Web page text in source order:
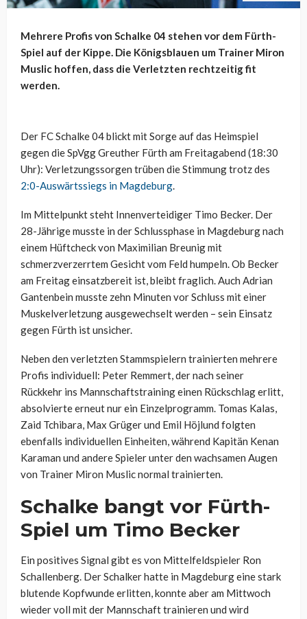
Mehrere Profis von Schalke 04 stehen vor dem Fürth-
Spiel auf der Kippe. Die Königsblauen um Trainer Miron
Muslic hoffen, dass die Verletzten rechtzeitig fit
werden.
Der FC Schalke 04 blickt mit Sorge auf das Heimspiel
gegen die SpVgg Greuther Fürth am Freitagabend (18:30
Uhr): Verletzungssorgen trüben die Stimmung trotz des
2:0-Auswärtssiegs in Magdeburg.
Im Mittelpunkt steht Innenverteidiger Timo Becker. Der
28-Jährige musste in der Schlussphase in Magdeburg nach
einem Hüftcheck von Maximilian Breunig mit
schmerzverzerrtem Gesicht vom Feld humpeln. Ob Becker
am Freitag einsatzbereit ist, bleibt fraglich. Auch Adrian
Gantenbein musste zehn Minuten vor Schluss mit einer
Muskelverletzung ausgewechselt werden – sein Einsatz
gegen Fürth ist unsicher.
Neben den verletzten Stammspielern trainierten mehrere
Profis individuell: Peter Remmert, der nach seiner
Rückkehr ins Mannschaftstraining einen Rückschlag erlitt,
absolvierte erneut nur ein Einzelprogramm. Tomas Kalas,
Zaid Tchibara, Max Grüger und Emil Höjlund folgten
ebenfalls individuellen Einheiten, während Kapitän Kenan
Karaman und andere Spieler unter den wachsamen Augen
von Trainer Miron Muslic normal trainierten.
Schalke bangt vor Fürth-
Spiel um Timo Becker
Ein positives Signal gibt es von Mittelfeldspieler Ron
Schallenberg. Der Schalker hatte in Magdeburg eine stark
blutende Kopfwunde erlitten, konnte aber am Mittwoch
wieder voll mit der Mannschaft trainieren und wird